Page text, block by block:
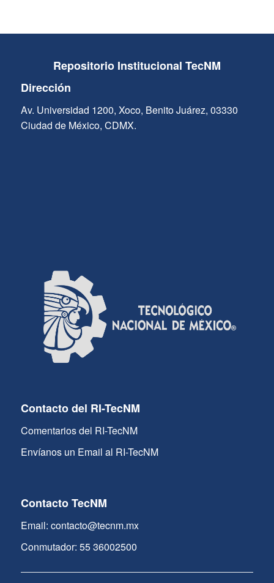
Repositorio Institucional TecNM
Dirección
Av. Universidad 1200, Xoco, Benito Juárez, 03330
Ciudad de México, CDMX.
Contacto del RI-TecNM
Comentarios del RI-TecNM
Envíanos un Email al RI-TecNM
Contacto TecNM
Email: contacto@tecnm.mx
Conmutador: 55 36002500